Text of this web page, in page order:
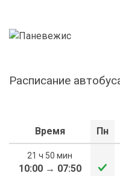
Расписание
Время Пн
21 ч 50 мин
10:00→ 07:50